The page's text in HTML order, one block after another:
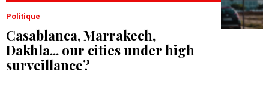
Politique
Casablanca, Marrakech,
Dakhla... our cities under high
surveillance?